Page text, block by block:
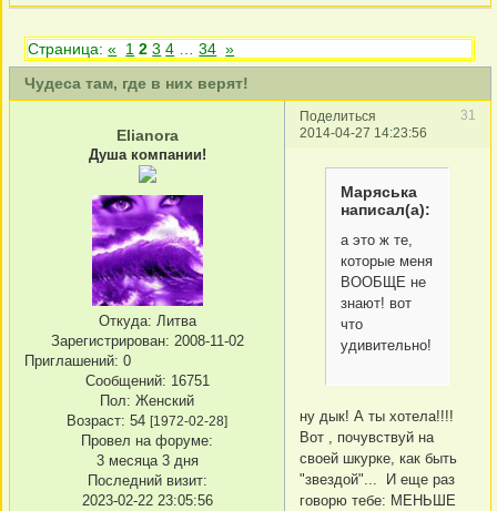
Чудеса там, где в них верят!
Страница:« 1 2 3 4 34 »
Поделиться
31
2014-04-27 14:23:56
Elianora
Душа компании!
Откуда: Литва
Зарегистрирован: 2008-11-02
Приглашений: 0
Сообщений: 16751
Пол: Женский
Возраст: 54 [1972-02-28]
Провел на форуме:
3 месяца 3 дня
Последний визит:
2023-02-22 23:05:56
Маряська
написал(а):
а это ж те,
которые меня
ВООБЩЕ не
знают! вот
что
удивительно!
ну дык! А ты хотела!!!!
Вот , почувствуй на
своей шкурке, как быть
"звездой"... И еще раз
говорю тебе: МЕНЬШЕ